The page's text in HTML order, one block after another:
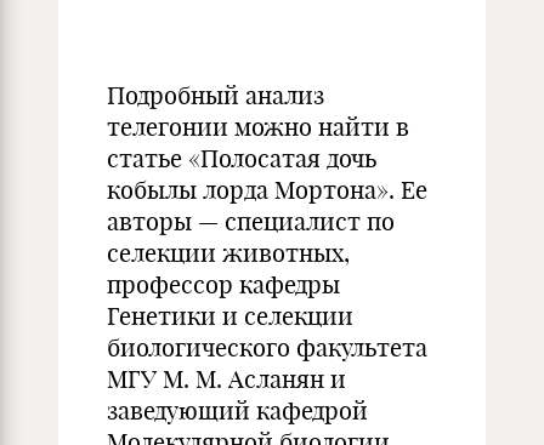
Подробный анализ
телегонии можно найти в
статье «Полосатая дочь
кобылы лорда Мортона». Ее
авторы — специалист по
селекции животных,
профессор кафедры
Генетики и селекции
биологического факультета
МГУ М. М. Асланян и
заведующий кафедрой